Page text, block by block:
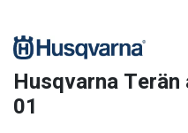
Husqvarna
01